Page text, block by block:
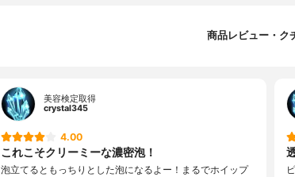
商品レビュー・ク
美容検定取得
crystal345
4.00
これこそクリーミーな濃密泡！
泡立てるともっちりとした泡になるよー！まるでホイップ